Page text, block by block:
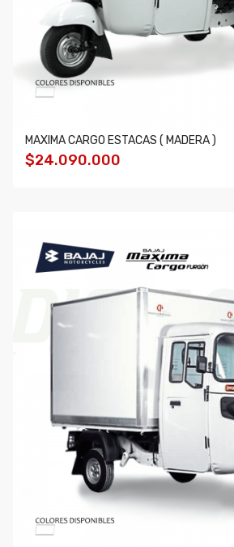
MAXIMA CARGO ESTACAS ( MADERA )
$24.090.000